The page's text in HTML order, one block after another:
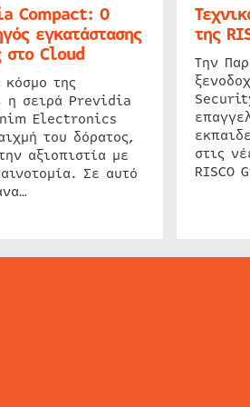
Compact: Ο
εγκατάστασης
στο Cloud
της
η σειρά Previdia
Electronics
του δόρατος,
αξιοπιστία με
Σε αυτό
της
Την
στις
RISCO